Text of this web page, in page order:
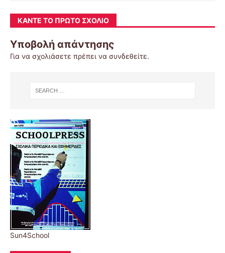
ΚΆΝΤΕ ΤΟ ΠΡΏΤΟ ΣΧΌΛΙΟ
Υποβολή απάντησης
Για να σχολιάσετε πρέπει να συνδεθείτε.
Sun4School